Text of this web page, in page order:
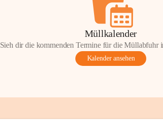
Müllkalender
Sieh dir die kommenden Termine für die Müllabfuhr
Kalender ansehen